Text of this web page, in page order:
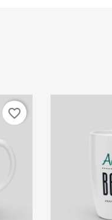
favorite_border